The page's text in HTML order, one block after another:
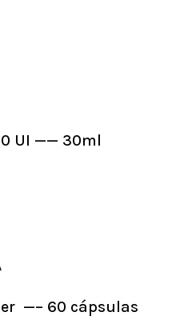
UI —— 30ml
—– 60 cápsulas